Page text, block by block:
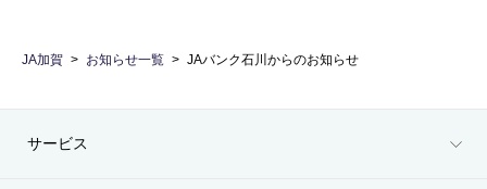
JA加賀 お知らせ一覧 JAバンク石川からのお知らせ
サービス